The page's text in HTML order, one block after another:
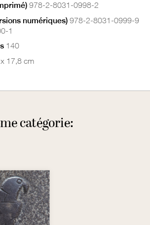
978-2-8031-0998-2
numériques) 978-2-8031-0999-9
1
140
17,8 cm
catégorie: